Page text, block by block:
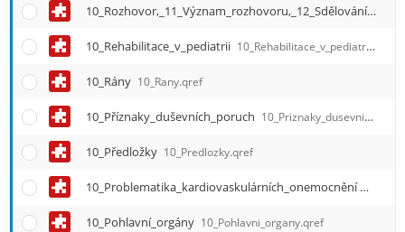
10_Rozhovor,_11_Význam_rozhovoru,_12_Sdělování_činy
10_Rehabilitace_v_pediatrii 10_Rehabilitace_v_pediatrii.qref
10_Rány 10_Rany.qref
10_Příznaky_duševních_poruch 10_Priznaky_dusevnich_poruch.qref
10_Předložky 10_Predlozky.qref
10_Problematika_kardiovaskulárních_onemocnění
10_Pohlavní_orgány 10_Pohlavni_organy.qref